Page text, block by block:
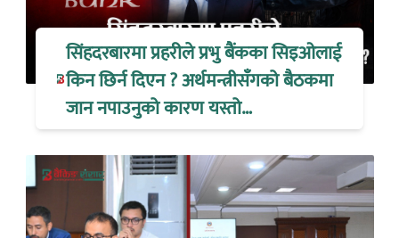
सिंहदरबारमा प्रहरीले प्रभु बैंकका सिइओलाई
किन छिर्न दिएन ? अर्थमन्त्रीसँगको बैठकमा
जान नपाउनुको कारण यस्तो…